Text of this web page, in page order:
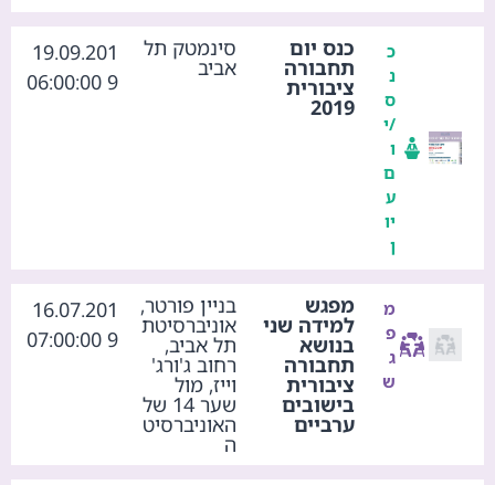
כ
נ
ס
/י
ו
ם
ע
יו
ן
כנס יום
תחבורה
ציבורית
2019
סינמטק תל
אביב
19.09.201
9 06:00:00
מ
פ
ג
ש
מפגש
למידה שני
בנושא
תחבורה
ציבורית
בישובים
ערביים
בניין פורטר,
אוניברסיטת
תל אביב,
רחוב ג'ורג'
וייז, מול
שער 14 של
האוניברסיט
ה
16.07.201
9 07:00:00